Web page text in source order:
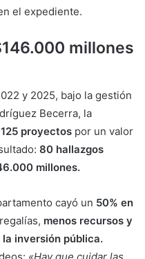
el expediente.
millones
y 2025, bajo la gestión
Becerra, la
125 proyectos por un valor
80 hallazgos
millones.
cayó un 50% en
menos recursos y
la inversión pública.
«Hay que cuidar las